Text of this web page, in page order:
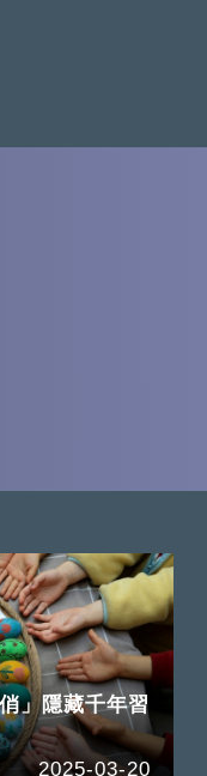
」隱藏千年習
2025-03-20